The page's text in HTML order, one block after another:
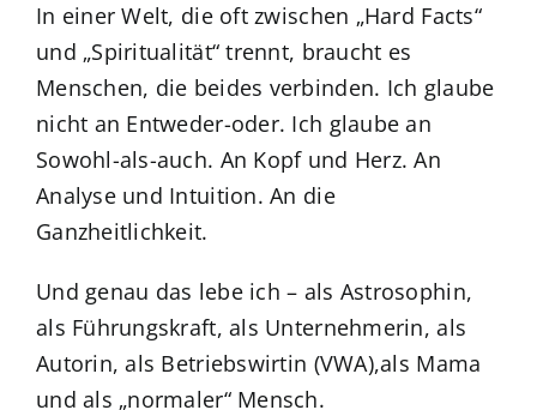
In einer Welt, die oft zwischen „Hard Facts“
und „Spiritualität“ trennt, braucht es
Menschen, die beides verbinden. Ich glaube
nicht an Entweder-oder. Ich glaube an
Sowohl-als-auch. An Kopf und Herz. An
Analyse und Intuition. An die
Ganzheitlichkeit.
Und genau das lebe ich – als Astrosophin,
als Führungskraft, als Unternehmerin, als
Autorin, als Betriebswirtin (VWA),als Mama
und als „normaler“ Mensch.